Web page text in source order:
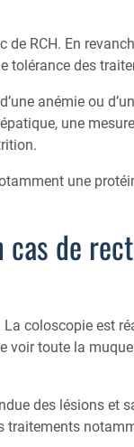
RCH. En
tolérance des
anémie ou
une
une
cas de
coloscopie est
voir toute la
des lésions et
traitements